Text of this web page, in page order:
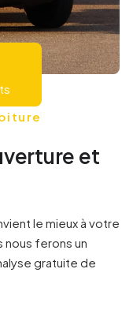
et
le mieux à votre
nous ferons un
gratuite de